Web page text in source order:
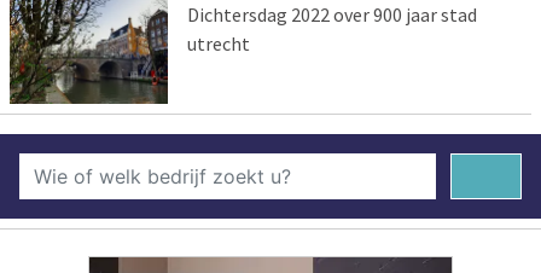
Dichtersdag 2022 over 900 jaar stad
utrecht